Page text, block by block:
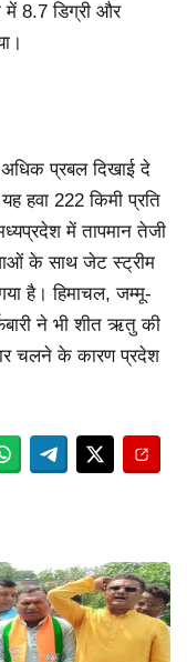
में 8.7 डिग्री और
अधिक प्रबल दिखाई दे
हवा 222 किमी प्रति
में तापमान तेजी
के साथ जेट स्ट्रीम
है। हिमाचल, जम्मू-
ने भी शीत ऋतु की
चलने के कारण प्रदेश